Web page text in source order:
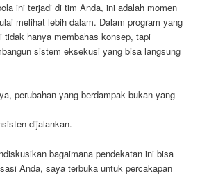
ini terjadi di tim Anda, ini adalah momen
melihat lebih dalam. Dalam program yang
hanya membahas konsep, tapi
sistem eksekusi yang bisa langsung
perubahan yang berdampak bukan yang
dijalankan.
bagaimana pendekatan ini bisa
Anda, saya terbuka untuk percakapan